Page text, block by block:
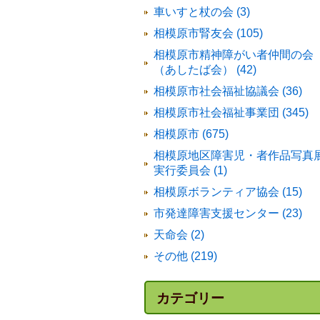
車いすと杖の会 (3)
相模原市腎友会 (105)
相模原市精神障がい者仲間の会
（あしたば会） (42)
相模原市社会福祉協議会 (36)
相模原市社会福祉事業団 (345)
相模原市 (675)
相模原地区障害児・者作品写真
実行委員会 (1)
相模原ボランティア協会 (15)
市発達障害支援センター (23)
天命会 (2)
その他 (219)
カテゴリー